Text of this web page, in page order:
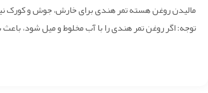
مالیدن روغن هسته تمر هندی برای خارش، جوش و کورک
توجه: اگر روغن تمر هندی را با آب مخلوط و میل شود،